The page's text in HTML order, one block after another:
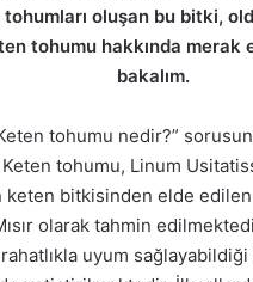
tohumları oluşan bu bitki,
tohumu hakkında merak
bakalım.
tohumu nedir?”
Keten tohumu, Linum
keten bitkisinden elde
olarak tahmin
uyum